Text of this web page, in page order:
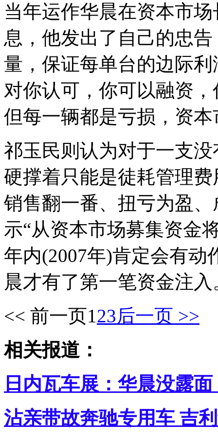
当年运作华晨在资本市
息，他发出了自己的忠
量，保证每单台的边际
对你认可，你可以融资
但每一辆都是亏损，资
祁玉民则认为对于一支
硬撑着只能是徒耗管理
销售翻一番、扭亏为盈
示“从资本市场募集资金
年内(2007年)肯定会有动
晨才有了第一笔资金注入
<< 前一页123后一页 >>
相关报道：
日内瓦车展：华晨没露
沾亲带故奔驰专用车 吉